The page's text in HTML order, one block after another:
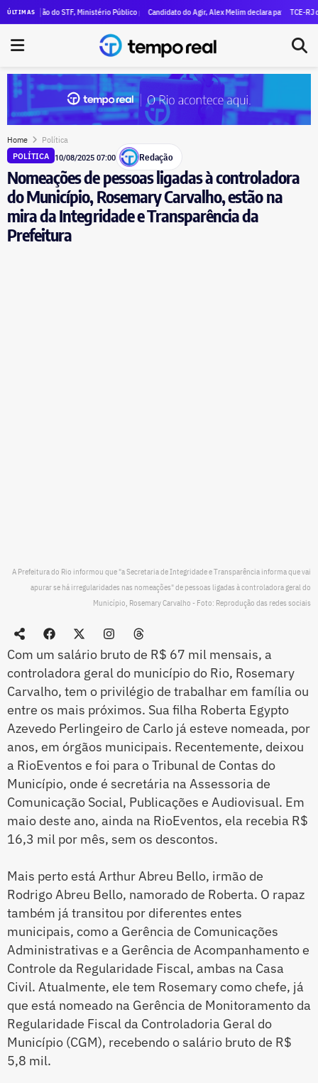
ÚLTIMAS
R$ 47 milhões em patrimônio
do STF, Ministério Público pede execução da condenação e da inelegibilidade de Garotinho
Candidato do Agir, Alex Melim declara patrimônio de R$ 30
TCE-RJ devassa
Home Política
POLÍTICA 10/08/2025 07:00 Redação
Nomeações de pessoas ligadas à controladora
do Município, Rosemary Carvalho, estão na
mira da Integridade e Transparência da
Prefeitura
A Prefeitura do Rio informou que "a Secretaria de Integridade e Transparência informa que vai
apurar se há irregularidades nas nomeações" de pessoas ligadas à controladora geral do
Município, Rosemary Carvalho - Foto: Reprodução das redes sociais
Com um salário bruto de R$ 67 mil mensais, a
controladora geral do município do Rio, Rosemary
Carvalho, tem o privilégio de trabalhar em família ou
entre os mais próximos. Sua filha Roberta Egypto
Azevedo Perlingeiro de Carlo já esteve nomeada, por
anos, em órgãos municipais. Recentemente, deixou
a RioEventos e foi para o Tribunal de Contas do
Município, onde é secretária na Assessoria de
Comunicação Social, Publicações e Audiovisual. Em
maio deste ano, ainda na RioEventos, ela recebia R$
16,3 mil por mês, sem os descontos.
Mais perto está Arthur Abreu Bello, irmão de
Rodrigo Abreu Bello, namorado de Roberta. O rapaz
também já transitou por diferentes entes
municipais, como a Gerência de Comunicações
Administrativas e a Gerência de Acompanhamento e
Controle da Regularidade Fiscal, ambas na Casa
Civil. Atualmente, ele tem Rosemary como chefe, já
que está nomeado na Gerência de Monitoramento da
Regularidade Fiscal da Controladoria Geral do
Município (CGM), recebendo o salário bruto de R$
5,8 mil.